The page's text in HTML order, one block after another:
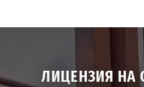
ЛИЦЕНЗИЯ НА